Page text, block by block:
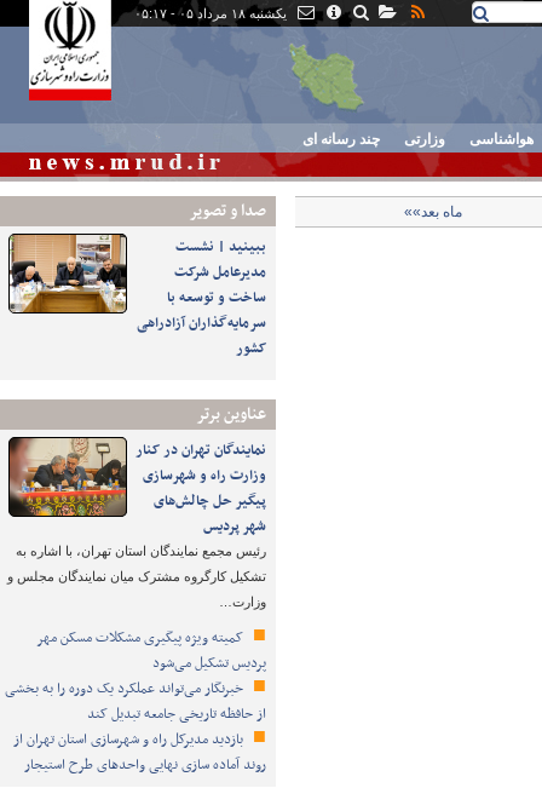
یکشنبه ۱۸ مرداد ۰۵ - ۰۵:۱۷
هواشناسی وزارتی چند رسانه ای
صدا و تصوير
ببینید | نشست
مدیرعامل شرکت
ساخت و توسعه با
سرمایه‌گذاران آزادراهی
کشور
عناوین برتر
نمایندگان تهران در کنار
وزارت راه و شهرسازی
پیگیر حل چالش‌های
شهر پردیس
رئیس مجمع نمایندگان استان تهران، با اشاره به
تشکیل کارگروه مشترک میان نمایندگان مجلس و
وزارت…
کمیته ویژه پیگیری مشکلات مسکن مهر
پردیس تشکیل می‌شود
خبرنگار می‌تواند عملکرد یک دوره را به بخشی
از حافظه تاریخی جامعه تبدیل کند
بازدید مدیرکل راه و شهرسازی استان تهران از
روند آماده سازی نهایی واحدهای طرح استیجار
ماه بعد»»